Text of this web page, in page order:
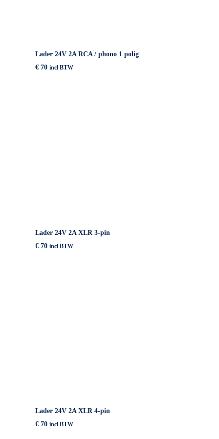
Lader 24V 2A RCA / phono 1 polig
€ 70 incl BTW
Lader 24V 2A XLR 3-pin
€ 70 incl BTW
Lader 24V 2A XLR 4-pin
€ 70 incl BTW